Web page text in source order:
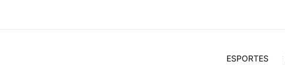
ESPORTES